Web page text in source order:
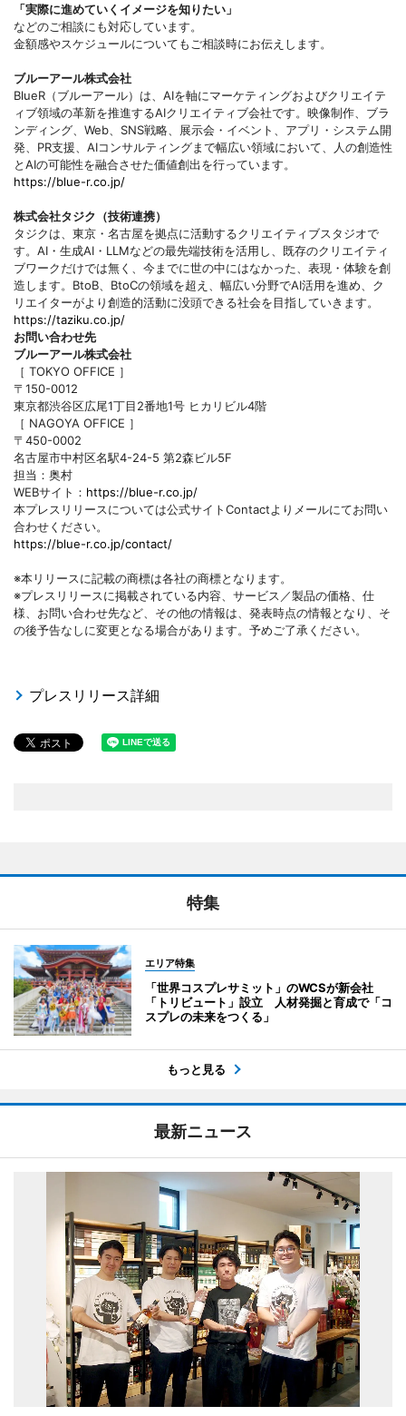
「実際に進めていくイメージを知りたい」
などのご相談にも対応しています。
金額感やスケジュールについてもご相談時にお伝えします。
ブルーアール株式会社
BlueR（ブルーアール）は、AIを軸にマーケティングおよびクリエイテ
ィブ領域の革新を推進するAIクリエイティブ会社です。映像制作、ブラ
ンディング、Web、SNS戦略、展示会・イベント、アプリ・システム開
発、PR支援、AIコンサルティングまで幅広い領域において、人の創造性
とAIの可能性を融合させた価値創出を行っています。
https://blue-r.co.jp/
株式会社タジク（技術連携）
タジクは、東京・名古屋を拠点に活動するクリエイティブスタジオで
す。AI・生成AI・LLMなどの最先端技術を活用し、既存のクリエイティ
ブワークだけでは無く、今までに世の中にはなかった、表現・体験を創
造します。BtoB、BtoCの領域を超え、幅広い分野でAI活用を進め、ク
リエイターがより創造的活動に没頭できる社会を目指していきます。
https://taziku.co.jp/
お問い合わせ先
ブルーアール株式会社
［ TOKYO OFFICE ］
〒150-0012
東京都渋谷区広尾1丁目2番地1号 ヒカリビル4階
［ NAGOYA OFFICE ］
〒450-0002
名古屋市中村区名駅4-24-5 第2森ビル5F
担当：奥村
WEBサイト： https://blue-r.co.jp/
本プレスリリースについては公式サイトContactよりメールにてお問い
合わせください。
https://blue-r.co.jp/contact/
※本リリースに記載の商標は各社の商標となります。
※プレスリリースに掲載されている内容、サービス／製品の価格、仕
様、お問い合わせ先など、その他の情報は、発表時点の情報となり、そ
の後予告なしに変更となる場合があります。予めご了承ください。
プレスリリース詳細
特集
エリア特集
「世界コスプレサミット」のWCSが新会社
「トリビュート」設立 人材発掘と育成で「コ
スプレの未来をつくる」
もっと見る
最新ニュース